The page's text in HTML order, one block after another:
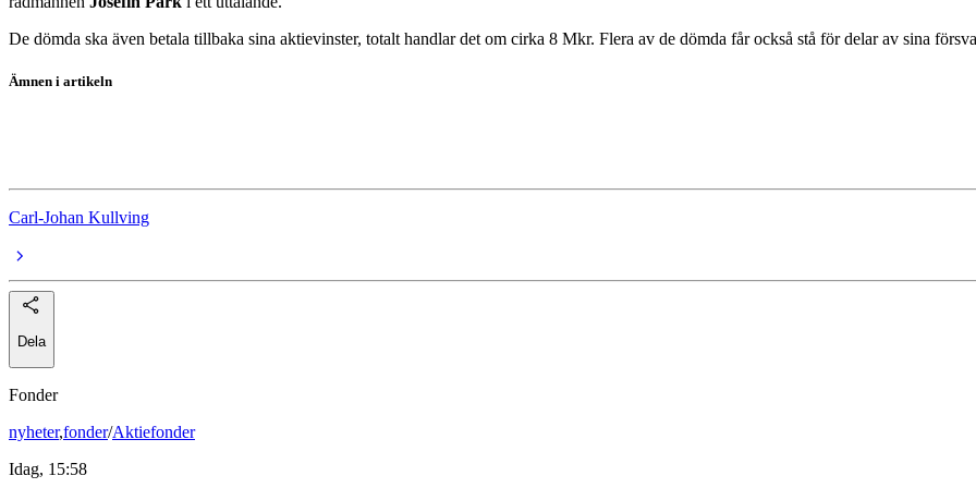
De dömda ska även betala tillbaka sina aktievinster, totalt handlar det om cirka 8 Mkr. Flera av de dömda får också stå för delar av sina
Ämnen i artikeln
Carl-Johan Kullving
Dela
Fonder
nyheter,fonder/Aktiefonder
Idag, 15:58